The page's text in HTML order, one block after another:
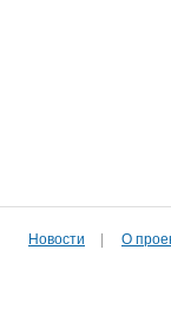
Новости О